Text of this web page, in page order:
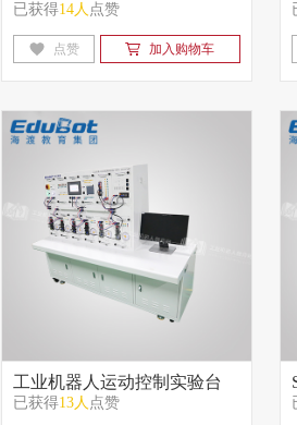
（标准版）
已获得14人 点赞
点赞 加入购物车
工业机器人运动控制实验台
已获得13人 点赞